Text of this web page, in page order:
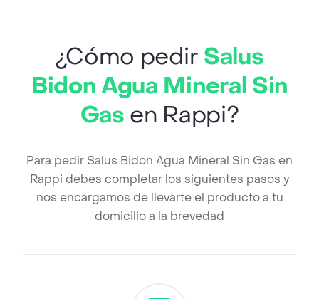
¿Cómo pedir Salus
Bidon Agua Mineral Sin
Gas en Rappi?
Para pedir Salus Bidon Agua Mineral Sin Gas en
Rappi debes completar los siguientes pasos y
nos encargamos de llevarte el producto a tu
domicilio a la brevedad